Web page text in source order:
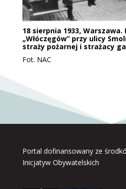
18 sierpnia 1933,
„Włóczęgów” przy ulicy
straży pożarnej i strażacy
Fot. NAC
Portal dofinansowany ze
Inicjatyw Obywatelskich